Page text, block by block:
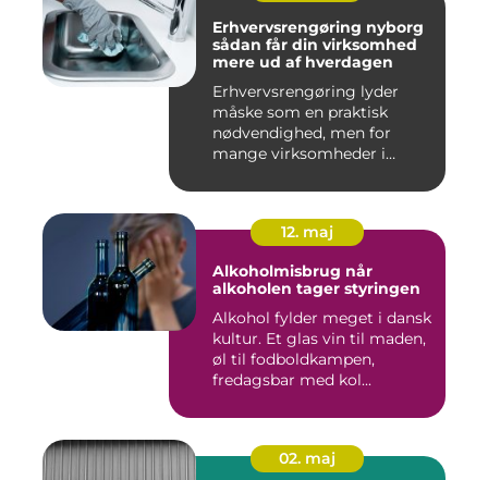
Erhvervsrengøring nyborg
sådan får din virksomhed
mere ud af hverdagen
Erhvervsrengøring lyder
måske som en praktisk
nødvendighed, men for
mange virksomheder i
12. maj
Alkoholmisbrug når
alkoholen tager styringen
Alkohol fylder meget i dansk
kultur. Et glas vin til maden,
øl til fodboldkampen,
fredagsbar med kol...
02. maj